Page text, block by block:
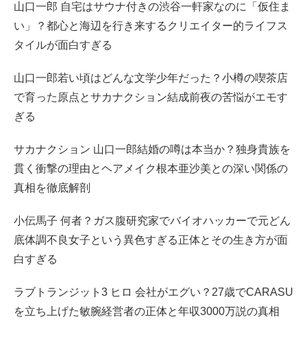
山口一郎 自宅はサウナ付きの渋谷一軒家なのに「仮住ま
い」？都心と海辺を行き来するクリエイター的ライフス
タイルが面白すぎる
山口一郎若い頃はどんな文学少年だった？小樽の喫茶店
で育った原点とサカナクション結成前夜の苦悩がエモす
ぎる
サカナクション 山口一郎結婚の噂は本当か？独身貴族を
貫く衝撃の理由とヘアメイク根本亜沙美との深い関係の
真相を徹底解剖
小伝馬子 何者？ガス腹研究家でバイオハッカーで元どん
底体調不良女子という異色すぎる正体とその生き方が面
白すぎる
ラブトランジット3 ヒロ 会社がエグい？27歳でCARASU
を立ち上げた敏腕経営者の正体と年収3000万説の真相